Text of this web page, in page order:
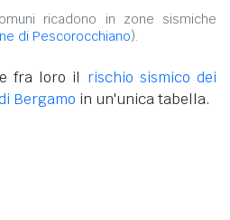
ricadono in zone sismiche
di Pescorocchiano).
fra loro il rischio sismico dei
Bergamo in un'unica tabella.